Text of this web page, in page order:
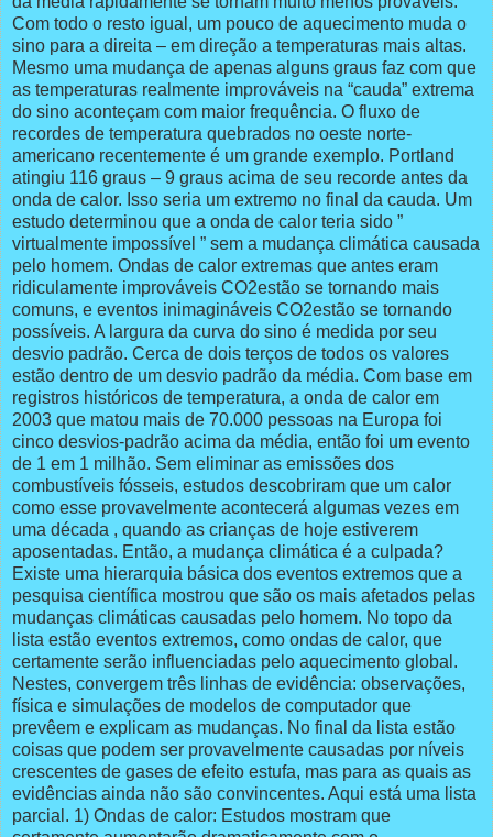
Com todo o resto igual, um pouco de aquecimento muda o
sino para a direita – em direção a temperaturas mais altas.
Mesmo uma mudança de apenas alguns graus faz com que
as temperaturas realmente improváveis na “cauda” extrema
do sino aconteçam com maior frequência. O fluxo de
recordes de temperatura quebrados no oeste norte-
americano recentemente é um grande exemplo. Portland
atingiu 116 graus – 9 graus acima de seu recorde antes da
onda de calor. Isso seria um extremo no final da cauda. Um
estudo determinou que a onda de calor teria sido ”
virtualmente impossível ” sem a mudança climática causada
pelo homem. Ondas de calor extremas que antes eram
ridiculamente improváveis CO2estão se tornando mais
comuns, e eventos inimagináveis CO2estão se tornando
possíveis. A largura da curva do sino é medida por seu
desvio padrão. Cerca de dois terços de todos os valores
estão dentro de um desvio padrão da média. Com base em
registros históricos de temperatura, a onda de calor em
2003 que matou mais de 70.000 pessoas na Europa foi
cinco desvios-padrão acima da média, então foi um evento
de 1 em 1 milhão. Sem eliminar as emissões dos
combustíveis fósseis, estudos descobriram que um calor
como esse provavelmente acontecerá algumas vezes em
uma década , quando as crianças de hoje estiverem
aposentadas. Então, a mudança climática é a culpada?
Existe uma hierarquia básica dos eventos extremos que a
pesquisa científica mostrou que são os mais afetados pelas
mudanças climáticas causadas pelo homem. No topo da
lista estão eventos extremos, como ondas de calor, que
certamente serão influenciadas pelo aquecimento global.
Nestes, convergem três linhas de evidência: observações,
física e simulações de modelos de computador que
prevêem e explicam as mudanças. No final da lista estão
coisas que podem ser provavelmente causadas por níveis
crescentes de gases de efeito estufa, mas para as quais as
evidências ainda não são convincentes. Aqui está uma lista
parcial. 1) Ondas de calor: Estudos mostram que